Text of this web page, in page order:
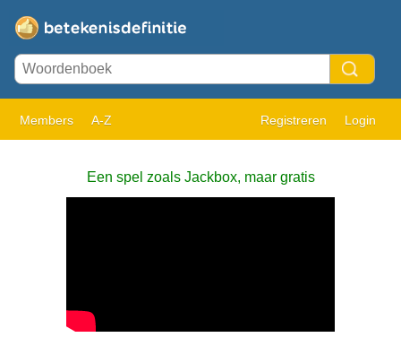
Members A-Z Registreren Login
Een spel zoals Jackbox, maar gratis